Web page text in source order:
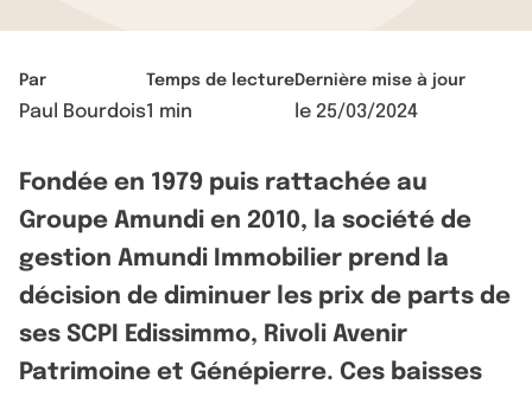
Par
Paul Bourdois
Temps de lecture
1 min
Dernière mise à jour
le 25/03/2024
Fondée en 1979 puis rattachée au
Groupe Amundi en 2010, la société de
gestion Amundi Immobilier prend la
décision de diminuer les prix de parts de
ses SCPI Edissimmo, Rivoli Avenir
Patrimoine et Génépierre. Ces baisses